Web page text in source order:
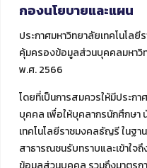
กองนโยบายและแผน
ประกาศมหาวิทยาลัยเทคโนโล
คุ้มครองข้อมูลส่วนบุคคลมหาวิ
พ.ศ. 2566
โดยที่เป็นการสมควรให้มีประก
บุคคล เพื่อให้บุคลากรนักศึกษา
เทคโนโลยีราชมงคลธัญรี ในฐ
สาธารณชนรับทราบและเข้าใจ